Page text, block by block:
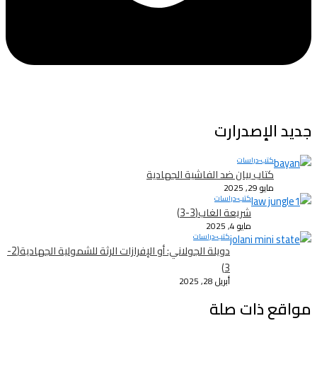
جديد الإصدرارت
كتب-دراسات
كتاب بيان ضد الفاشية الجهادية
مايو 29, 2025
كتب-دراسات
شريعة الغاب(3-3)
مايو 4, 2025
كتب-دراسات
دويلة الجولاني: أو الإفرازات الرثة للشمولية الجهادية(2-
3)
أبريل 28, 2025
مواقع ذات صلة